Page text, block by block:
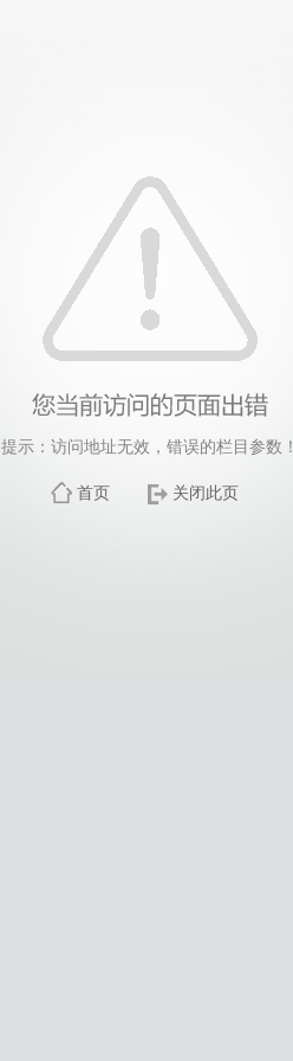
提示：访问地址无效，错误的栏目参数！
首页 关闭此页